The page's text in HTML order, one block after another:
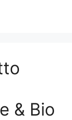
& Bio